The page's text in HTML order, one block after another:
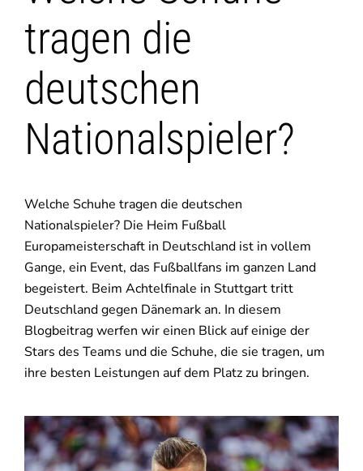
tragen die
deutschen
Nationalspieler?
Welche Schuhe tragen die deutschen
Nationalspieler? Die Heim Fußball
Europameisterschaft in Deutschland ist in vollem
Gange, ein Event, das Fußballfans im ganzen Land
begeistert. Beim Achtelfinale in Stuttgart tritt
Deutschland gegen Dänemark an. In diesem
Blogbeitrag werfen wir einen Blick auf einige der
Stars des Teams und die Schuhe, die sie tragen, um
ihre besten Leistungen auf dem Platz zu bringen.